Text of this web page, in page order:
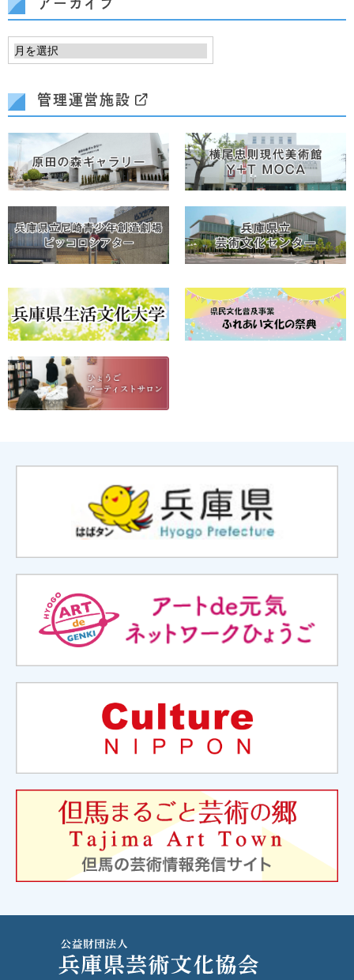
アーカイブ
管理運営施設